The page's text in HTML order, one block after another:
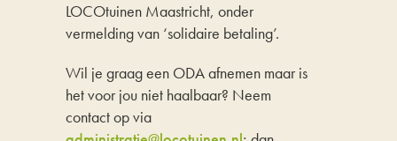
LOCOtuinen Maastricht, onder
vermelding van ‘solidaire betaling’.
Wil je graag een ODA afnemen maar is
het voorjou niet haalbaar? Neem
contact op via